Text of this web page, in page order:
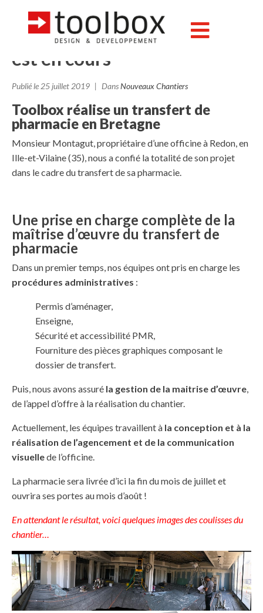
Redon (35) : le transfert de
la pharmacie MONTAGUT
est en cours
Publié le 25 juillet 2019 DansNouveaux Chantiers
Toolbox réalise un transfert de
pharmacie en Bretagne
Monsieur Montagut, propriétaire d’une officine à Redon, en
Ille-et-Vilaine (35), nous a confié la totalité de son projet
dans le cadre du transfert de sa pharmacie.
Une prise en charge complète de la
maîtrise d’œuvre du transfert de
pharmacie
Dans un premier temps, nos équipes ont pris en charge les
procédures administratives :
Permis d’aménager,
Enseigne,
Sécurité et accessibilité PMR,
Fourniture des pièces graphiques composant le
dossier de transfert.
Puis, nous avons assuré la gestion de la maitrise d’œuvre,
de l’appel d’offre à la réalisation du chantier.
Actuellement, les équipes travaillent à la conception et à la
réalisation de l’agencement et de la communication
visuellede l’officine.
La pharmacie sera livrée d’ici la fin du mois de juillet et
ouvrira ses portes au mois d’août !
En attendant le résultat, voici quelques images des coulisses du
chantier…